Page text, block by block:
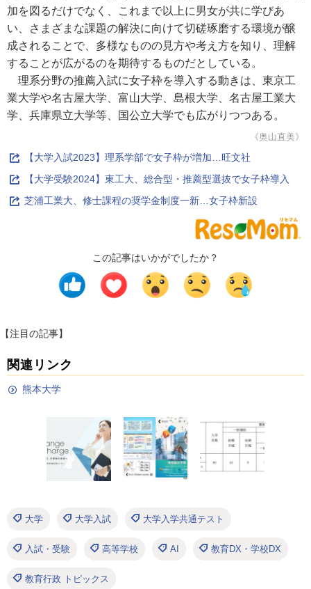
加を図るだけでなく、これまで以上に男女が共に学びあ
い、さまざまな課題の解決に向けて切磋琢磨する環境が醸
成されることで、多様なものの見方や考え方を知り、理解
することが広がるのを期待するものだとしている。
理系分野の推薦入試に女子枠を導入する動きは、東京工
業大学や名古屋大学、富山大学、島根大学、名古屋工業大
学、兵庫県立大学等、国公立大学でも広がりつつある。
《奥山直美》
【大学入試2023】理系学部で女子枠が増加…旺文社
【大学受験2024】東工大、総合型・推薦型選抜で女子枠導入
芝浦工業大、修士課程の奨学金制度一新…女子枠新設
この記事はいかがでしたか？
【注目の記事】
関連リンク
熊本大学
大学 大学入試 大学入学共通テスト
入試・受験 高等学校 AI 教育DX・学校DX
教育行政 トピックス